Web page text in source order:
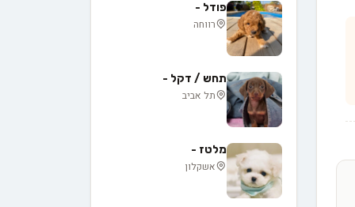
פודל -
רווחה
תחש / דקל -
תל אביב
מלטז -
אשקלון